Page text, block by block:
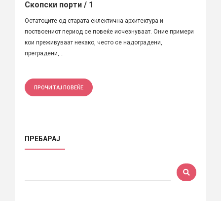
Скопски порти / 1
Остатоците од старата еклектична архитектура и
поствоениот период се повеќе исчезнуваат. Оние примери
кои преживуваат некако, често се надоградени,
преградени,...
ПРОЧИТАЈ ПОВЕЌЕ
ПРЕБАРАЈ